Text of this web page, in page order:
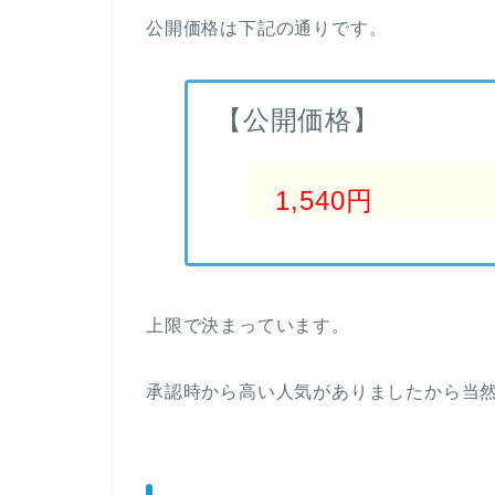
公開価格は下記の通りです。
【公開価格】
1,540円
上限で決まっています。
承認時から高い人気がありましたから当